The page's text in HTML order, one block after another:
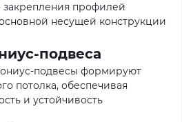
профилей
несущей конструкции
подвеса
подвесы формируют
потолка, обеспечивая
и устойчивость